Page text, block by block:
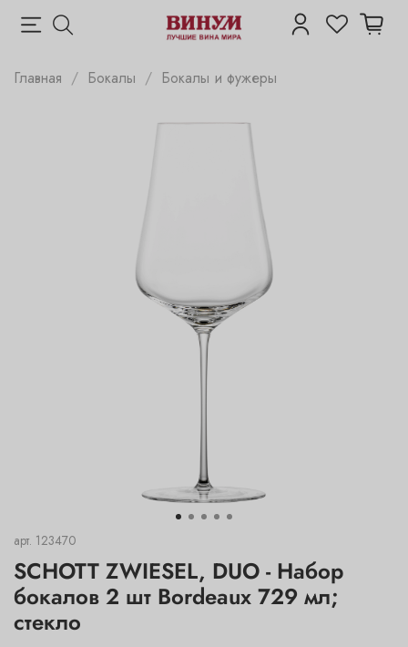
Главная Бокалы Бокалы и фужеры
арт. 123470
SCHOTT ZWIESEL, DUO - Набор
бокалов 2 шт Bordeaux 729 мл;
стекло